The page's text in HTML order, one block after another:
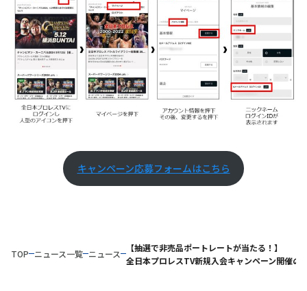
キャンペーン応募フォームはこちら
TOP ニュース一覧 ニュース
【抽選で非売品ポートレートが当たる！】
全日本プロレスTV新規入会キャンペーン開催の